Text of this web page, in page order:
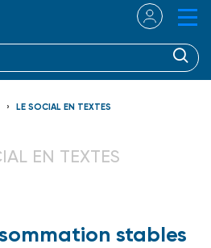
LE SOCIAL EN TEXTES
EN TEXTES
stables